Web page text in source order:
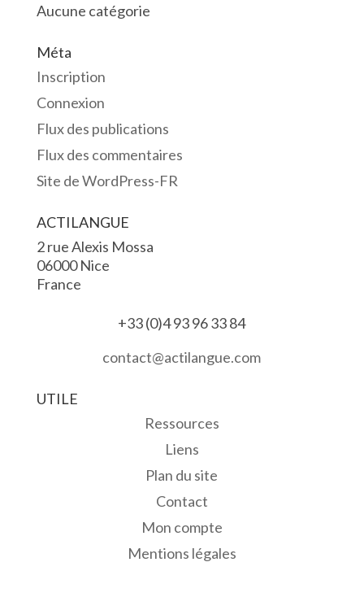
Aucune catégorie
Méta
Inscription
Connexion
Flux des publications
Flux des commentaires
Site de WordPress-FR
ACTILANGUE
2 rue Alexis Mossa
06000 Nice
France
+33 (0)4 93 96 33 84
contact@actilangue.com
UTILE
Ressources
Liens
Plan du site
Contact
Mon compte
Mentions légales